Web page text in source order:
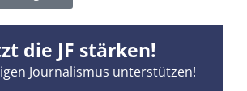
die JF stärken!
Journalismus unterstützen!